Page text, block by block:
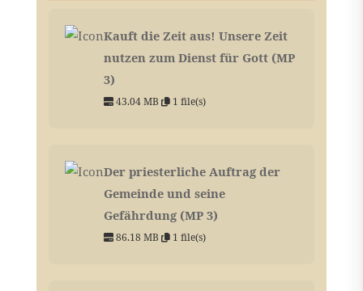
Kauft die Zeit aus! Unsere Zeit
nutzen zum Dienst für Gott (MP
3)
43.04 MB 1 file(s)
Der priesterliche Auftrag der
Gemeinde und seine
Gefährdung (MP 3)
86.18 MB 1 file(s)